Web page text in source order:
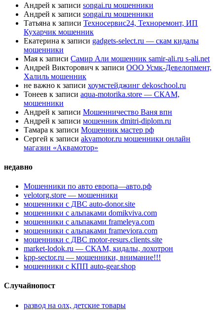
Андрей к записи songai.ru мошенники
Андрей к записи songai.ru мошенники
Татьяна к записи Техносервис24, Техноремонт, ИП
Кухарчик мошенник
Екатерина к записи gadgets-select.ru — скам кидалы
мошенники
Мая к записи Самир Али мошенник samir-ali.ru s-ali.net
Андрей Викторович к записи ООО Усмк-Девелопмент,
Халиль мошенник
не важно к записи хоумстейджинг dekoschool.ru
Тонеев к записи aqua-motorika.store — СКАМ,
мошенники
Андрей к записи Мошенничество Ваня впн
Андрей к записи мошенник dmitri-diplom.ru
Тамара к записи Мошенник мастер рф
Сергей к записи akvamotor.ru мошенники онлайн
магазин «Аквамотор»
недавно
Мошенники по авто европа—авто.рф
velotorg.store — мошенники
мошенники с ДВС auto-donor.site
мошенники с альпаками domikviva.com
мошенники с альпаками frameleya.com
мошенники с альпаками frameviora.com
мошенники с ДВС motor-resurs.clients.site
market-lodok.ru — СКАМ, кидалы, лохотрон
kpp-sector.ru — мошенники, внимание!!!
мошенники с КПП auto-gear.shop
Случайнопост
развод на олх, детские товары